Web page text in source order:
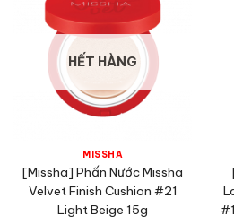
HẾT HÀNG
MISSHA
[Missha] Phấn Nước Missha
Velvet Finish Cushion #21
Light Beige 15g